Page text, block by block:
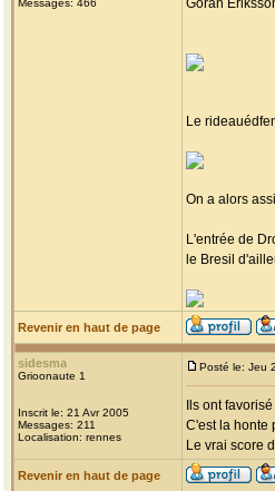
Messages: 466
Goran
Le
On a alors
L'entrée de
le Bresil
Revenir en haut de page
sidesma
Grioonaute 1
Inscrit le: 21 Avr 2005
Messages: 211
Localisation: rennes
Posté le: Jeu
Ils ont
C'est la honte
Le vrai score
Revenir en haut de page